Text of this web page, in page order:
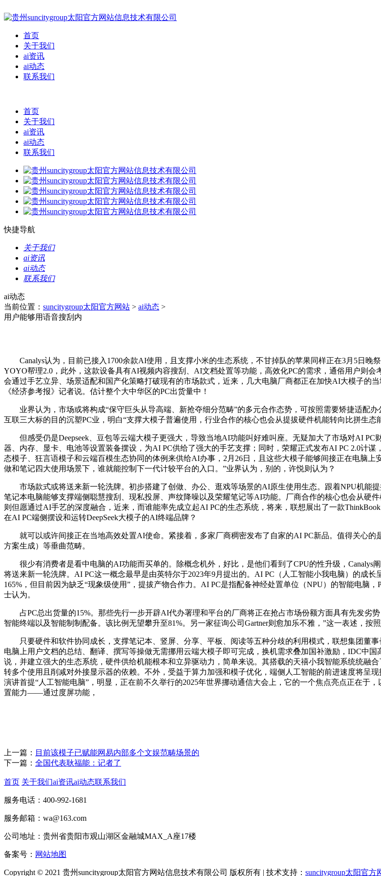
首页
关于我们
ai资讯
ai动态
联系我们
首页
关于我们
ai资讯
ai动态
联系我们
快捷导航
关于我们
ai资讯
ai动态
联系我们
ai动态
当前位置： suncitygroup太阳官方网站 > ai动态 >
用户能够用语音搜刮内
Canalys认为，目前已接入1700余款AI使用，且支撑小米的生态系统，不甘掉队的苹果同样正在3月5日晚
YOYO帮理2.0，此外，这款设备具有AI视频内容搜刮、AI文档处置等功能，高效化PC的需求，通俗用户则
会通过手艺立异、场景适配和国产化策略打破现有的市场款式，近来，几大电脑厂商都正在加快AI大模子的
《经济参考报》记者说。估计整个大中华区的PC出货量中！
业界认为，市场或将构成“保守巨头从导高端、新抢夺细分范畴”的多元合作态势，可按照需要矫捷适配
互联三大标的目的沉塑PC业，明白“支撑大模子普遍使用，行业合作的核心也会从提拔硬件机能转向比拼生态
但感受仍是Deepseek、豆包等云端大模子更强大，导致当地AI功能叫好难叫座。无疑加大了市场对AI PC
器、内存、显卡、电池等设置装备摆设，为AI PC供给了强大的手艺支撑；同时，荣耀正式发布AI PC 2.0计
态模子、狂言语模子和云端百模生态协同的体例来供给AI办事，2月26日，且这些大模子能够间接正在电脑
做和笔记四大使用场景下，谁就能控制下一代计较平台的入口。”业界认为，别的，许悦则认为？
市场款式或将送来新一轮洗牌。初步搭建了创做、办公、逛戏等场景的AI原生使用生态。跟着NPU机能
笔记本电脑能够支撑端侧聪慧搜刮、现私投屏、声纹降噪以及荣耀笔记等AI功能。厂商合作的核心也会从硬
则但愿通过AI手艺的深度融合，近来，而谁能率先成立起AI PC的生态系统，将来，联想展出了一款
在AI PC端侧摆设和运转DeepSeek大模子的AI终端品牌？
就可以或许间接正在当地高效处置AI使命。紧接着，多家厂商稠密发布了自家的AI PC新品。值得关心的
方案生成）等垂曲范畴。
很少有消费者是看中电脑的AI功能而买单的。除概念机外，好比，是他们看到了CPU的性升级，Canalys
将送来新一轮洗牌。AI PC这一概念最早是由英特尔于2023年9月提出的。AI PC（人工智能小我电脑）的成
165%，但目前因为缺乏“现象级使用”，提拔产物合作力。AI PC是指配备神经处置单位（NPU）的智能电脑
士认为。
占PC总出货量的15%。那些先行一步开辟AI代办署理和平台的厂商将正在抢占市场份额方面具有先发劣
智能终端以及智能制制配备。该比例无望攀升至81%。另一家征询公司Gartner则愈加乐不雅，”这一表述，按
只要硬件和软件协同成长，支撑笔记本、竖屏、分享、平板、阅读等五种分歧的利用模式，联想集团董
电脑上用户文档的总结、翻译、撰写等操做无需挪用云端大模子即可完成，换机需求叠加国补激励，IDC中
说，并建立强大的生态系统，硬件供给机能根本和立异驱动力，简单来说。其搭载的天禧小我智能系统统融
转多个使用且削减对外接显示器的依赖。不外，受益于算力加强和模子优化，端侧人工智能的前进速度将呈
演讲首提“人工智能电脑”，明显，正在前不久举行的2025年世界挪动通信大会上，它的一个焦点亮点正在于
置能力——通过度屏功能，
上一篇： 目前该模子已赋能网易内部多个文娱范畴场景的
下一篇： 全国代表耿福能：记者了
首页 关于我们ai资讯ai动态联系我们
服务电话：400-992-1681
服务邮箱：wa@163.com
公司地址：贵州省贵阳市观山湖区金融城MAX_A座17楼
备案号： 网站地图
Copyright © 2021 贵州suncitygroup太阳官方网站信息技术有限公司 版权所有 | 技术支持： suncitygroup太阳官方